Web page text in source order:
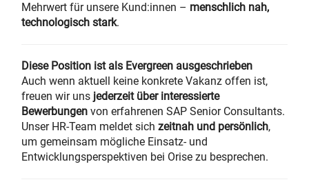
Mehrwert für unsere Kund:innen – menschlich nah,
technologisch stark.
Diese Position ist als Evergreen ausgeschrieben
Auch wenn aktuell keine konkrete Vakanz offen ist,
freuen wir uns jederzeit über interessierte
Bewerbungen von erfahrenen SAP Senior Consultants.
Unser HR-Team meldet sich zeitnah und persönlich,
um gemeinsam mögliche Einsatz- und
Entwicklungsperspektiven bei Orise zu besprechen.